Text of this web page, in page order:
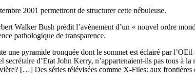
2001 permettront de structurer cette nébuleuse.
Walker Bush prédit l’avènement d’un « nouvel ordre
pathologique de transparence.
une pyramide tronquée dont le sommet est éclairé par
d’Etat John Kerry, n’appartenaient-ils pas tous à
[…] Des séries télévisées comme X-Files: aux